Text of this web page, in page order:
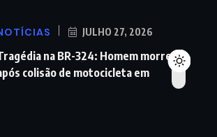
JULHO 27, 2026
na BR-324: Homem morre
colisão de motocicleta em